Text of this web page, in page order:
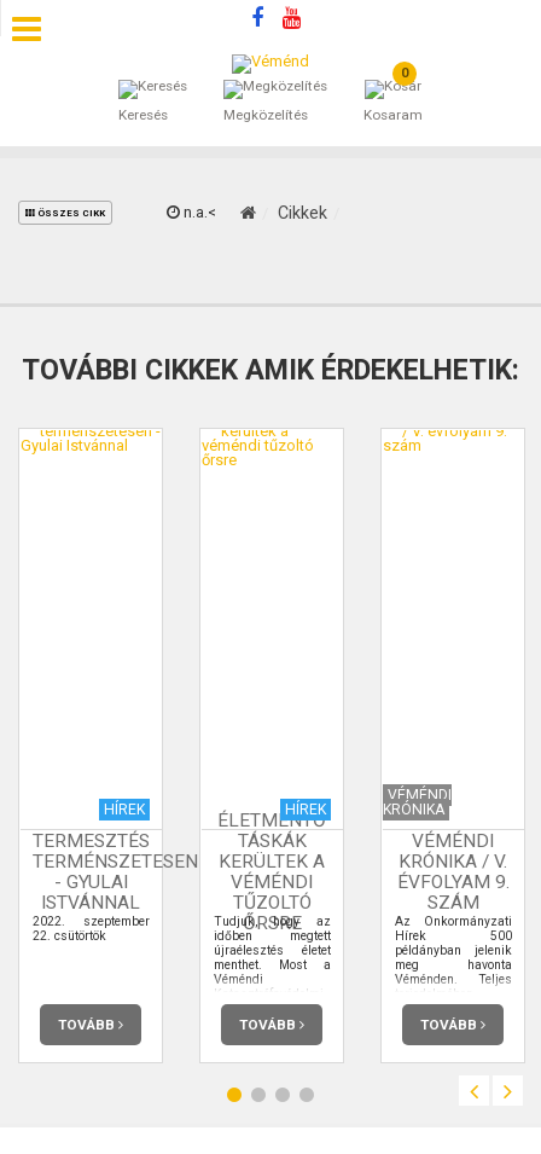
Keresés Megközelítés
0
Kosaram
SZÁLLÁSOK
ÁLTALÁNOS SZERZŐDÉSI FELTÉTELEK
ÖSSZES CIKK n.a.< Cikkek
TOVÁBBI CIKKEK AMIK ÉRDEKELHETIK:
HÍREK
TERMESZTÉS
TERMÉNSZETESEN
- GYULAI
ISTVÁNNAL
2022. szeptember
22. csütörtök
TOVÁBB
HÍREK
ÉLETMENTŐ
TÁSKÁK
KERÜLTEK A
VÉMÉNDI
TŰZOLTÓ
ŐRSRE
Tudjuk, hogy az
időben megtett
újraélesztés életet
menthet. Most a
Véméndi
Katasztrófavédelmi
Őrs életmentő
táskákkal
gyarapodott.
TOVÁBB
VÉMÉNDI
KRÓNIKA
VÉMÉNDI
KRÓNIKA / V.
ÉVFOLYAM 9.
SZÁM
Az Önkormányzati
Hírek 500
példányban jelenik
meg havonta
Véménden. Teljes
terjedelmében
elolvashatja.
TOVÁBB